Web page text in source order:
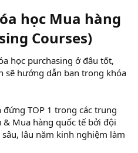
học Mua hàng
Courses)​
học purchasing ở đâu tốt,
sẽ hướng dẫn bạn trong khóa
TOP 1 trong các trung
Mua hàng quốc tế bởi đội
lâu năm kinh nghiệm làm